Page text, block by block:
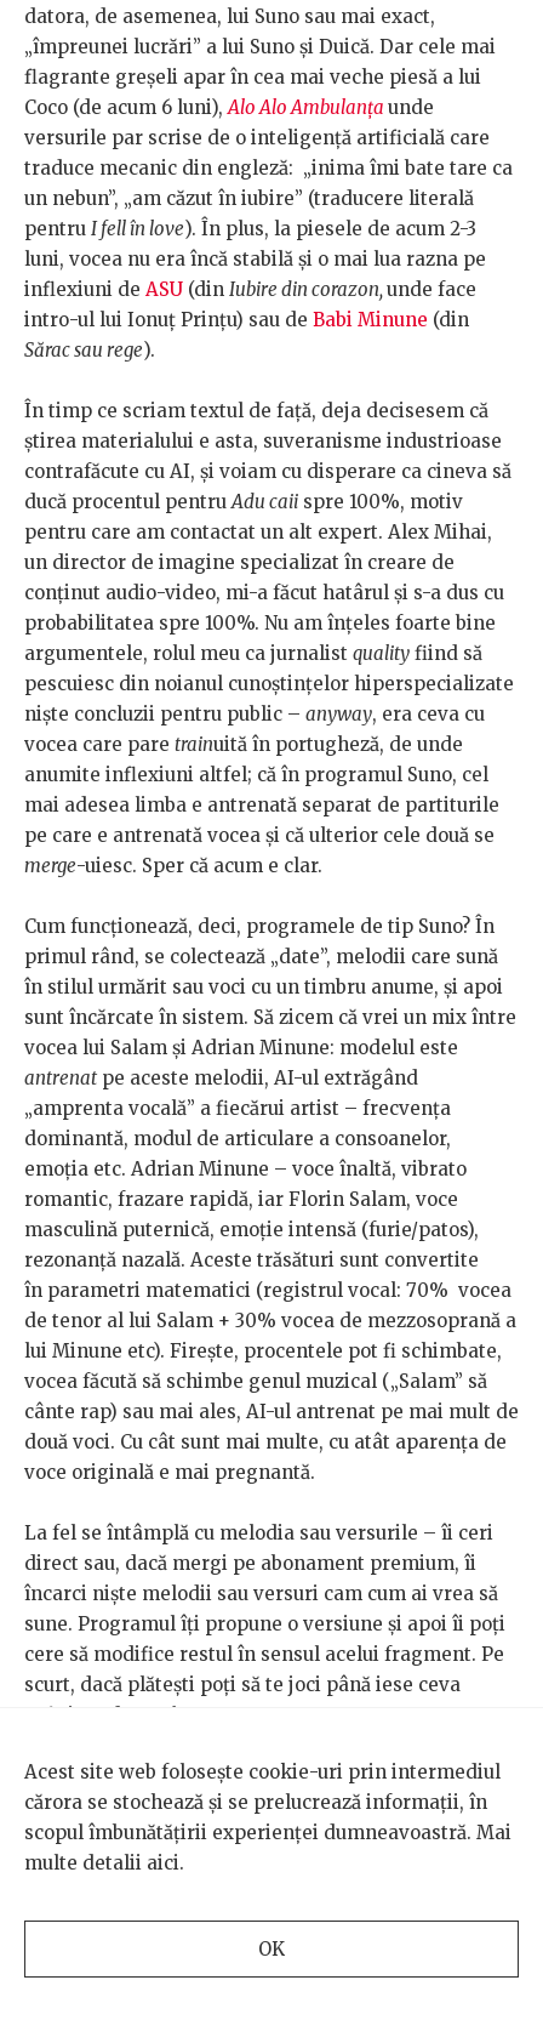
datora, de asemenea, lui Suno sau mai exact,
„împreunei lucrări” a lui Suno și Duică. Dar cele mai
flagrante greșeli apar în cea mai veche piesă a lui
Coco (de acum 6 luni),Alo Alo Ambulanța unde
versurile par scrise de o inteligență artificială care
traduce mecanic din engleză: „inima îmi bate tare ca
un nebun”, „am căzut în iubire” (traducere literală
pentru I fell în love). În plus, la piesele de acum 2-3
luni, vocea nu era încă stabilă și o mai lua razna pe
inflexiuni de ASU (din Iubire din corazon,unde face
intro-ul lui Ionuț Prințu) sau de Babi Minune (din
Sărac sau rege).
În timp ce scriam textul de față, deja decisesem că
știrea materialului e asta, suveranisme industrioase
contrafăcute cu AI, și voiam cu disperare ca cineva să
ducă procentul pentruAdu caii spre 100%, motiv
pentru care am contactat un alt expert. Alex Mihai,
un director de imagine specializat în creare de
conținut audio-video, mi-a făcut hatârul și s-a dus cu
probabilitatea spre 100%. Nu am înțeles foarte bine
argumentele, rolul meu ca jurnalist quality fiind să
pescuiesc din noianul cunoștințelor hiperspecializate
niște concluzii pentru public – anyway, era ceva cu
vocea care pare trainuită în portugheză, de unde
anumite inflexiuni altfel; că în programul Suno, cel
mai adesea limba e antrenată separat de partiturile
pe care e antrenată vocea și că ulterior cele două se
merge-uiesc. Sper că acum e clar.
Cum funcționează, deci, programele de tip Suno? În
primul rând, se colectează „date”, melodii care sună
în stilul urmărit sau voci cu un timbru anume, și apoi
sunt încărcate în sistem. Să zicem că vrei un mix între
vocea lui Salam și Adrian Minune: modelul este
antrenatpe aceste melodii, AI-ul extrăgând
„amprenta vocală” a fiecărui artist – frecvența
dominantă, modul de articulare a consoanelor,
emoția etc. Adrian Minune – voce înaltă, vibrato
romantic, frazare rapidă, iar Florin Salam, voce
masculină puternică, emoție intensă (furie/patos),
rezonanță nazală. Aceste trăsături sunt convertite
în parametri matematici (registrul vocal: 70% vocea
de tenor al lui Salam + 30% vocea de mezzosoprană a
lui Minune etc). Firește, procentele pot fi schimbate,
vocea făcută să schimbe genul muzical („Salam” să
cânte rap) sau mai ales, AI-ul antrenat pe mai mult de
două voci. Cu cât sunt mai multe, cu atât aparența de
voce originală e mai pregnantă.
La fel se întâmplă cu melodia sau versurile – îi ceri
direct sau, dacă mergi pe abonament premium, îi
încarci niște melodii sau versuri cam cum ai vrea să
sune. Programul îți propune o versiune și apoi îi poți
cere să modifice restul în sensul acelui fragment. Pe
scurt, dacă plătești poți să te joci până iese ceva
suficient de
catchy
Abonamentele Suno sunt, de asemenea accesibile –
Pro Planul pentru începători costă 10 euro pe o lună
pentru a genera piese scurte în format mp3;Premier
Planul pentru profesioniști e și el accesibil, 30 euro pe
acces la funcțiile beta, precum editarea avansată a
Acest site web folosește cookie-uri prin intermediul
cărora se stochează și se prelucrează informații, în
scopul îmbunătățirii experienței dumneavoastră. Mai
multe detalii aici.
OK